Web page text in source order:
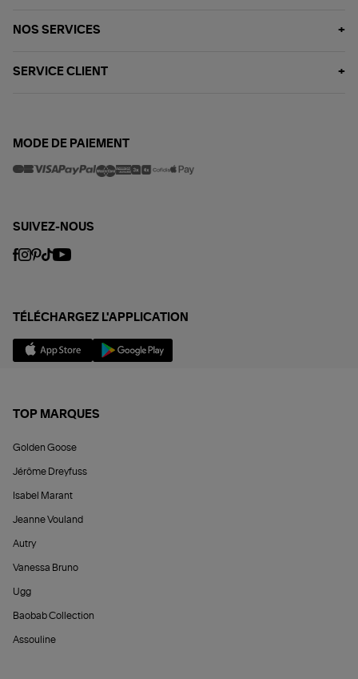
NOS SERVICES
SERVICE CLIENT
MODE DE PAIEMENT
SUIVEZ-NOUS
TÉLÉCHARGEZ L'APPLICATION
TOP MARQUES
Golden Goose
Jérôme Dreyfuss
Isabel Marant
Jeanne Vouland
Autry
Vanessa Bruno
Ugg
Baobab Collection
Assouline